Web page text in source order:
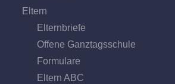
Eltern
Elternbriefe
Offene Ganz­tags­schule
Formulare
Eltern ABC